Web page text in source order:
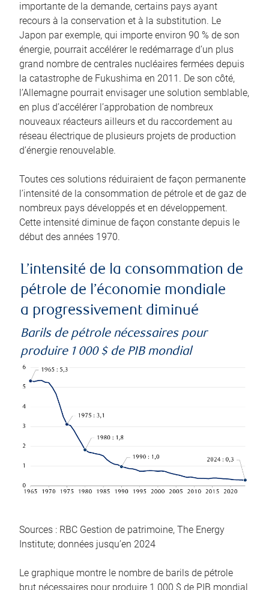
importante de la demande, certains pays ayant
recours à la conservation et à la substitution. Le
Japon par exemple, qui importe environ 90 % de son
énergie, pourrait accélérer le redémarrage d’un plus
grand nombre de centrales nucléaires fermées depuis
la catastrophe de Fukushima en 2011. De son côté,
l’Allemagne pourrait envisager une solution semblable,
en plus d’accélérer l’approbation de nombreux
nouveaux réacteurs ailleurs et du raccordement au
réseau électrique de plusieurs projets de production
d’énergie renouvelable.
Toutes ces solutions réduiraient de façon permanente
l’intensité de la consommation de pétrole et de gaz de
nombreux pays développés et en développement.
Cette intensité diminue de façon constante depuis le
début des années 1970.
L’intensité de la consommation de
pétrole de l’économie mondiale
a progressivement diminué
Barils de pétrole nécessaires pour
produire 1 000 $ de PIB mondial
Sources : RBC Gestion de patrimoine, The Energy
Institute; données jusqu’en 2024
Le graphique montre le nombre de barils de pétrole
brut nécessaires pour produire 1 000 $ de PIB mondial